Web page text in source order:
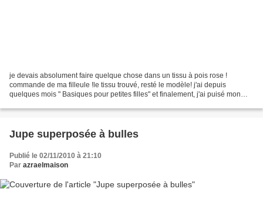
je devais absolument faire quelque chose dans un tissu à pois rose !
commande de ma filleule !le tissu trouvé, resté le modèle! j'ai depuis
quelques mois " Basiques pour petites filles" et finalement, j'ai puisé mon
Jupe superposée à bulles
Publié le 02/11/2010 à 21:10
Par azraelmaison